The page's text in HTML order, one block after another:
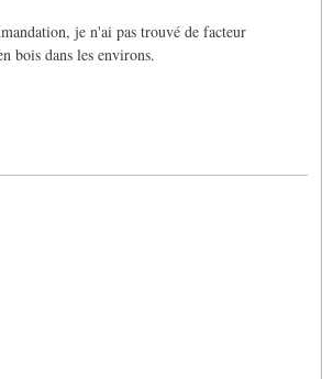
je n'ai pas trouvé de facteur
bois dans les environs.